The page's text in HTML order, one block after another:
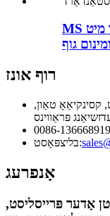
MS סעריע דריי-פאַסע מאָטאָר מיט
רוף אונז
סטריט, קסינקיאַאָ טאַון,
פּראַווינס
0086-
בליצפּאָסט:
אָנפרעג
אָדער פּרייסליסט,